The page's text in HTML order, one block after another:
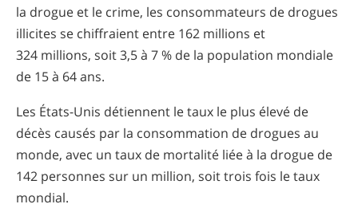
la drogue et le crime, les consommateurs de drogues
illicites se chiffraient entre 162 millions et
324 millions, soit 3,5 à 7 % de la population mondiale
de 15 à 64 ans.
Les États-Unis détiennent le taux le plus élevé de
décès causés par la consommation de drogues au
monde, avec un taux de mortalité liée à la drogue de
142 personnes sur un million, soit trois fois le taux
mondial.